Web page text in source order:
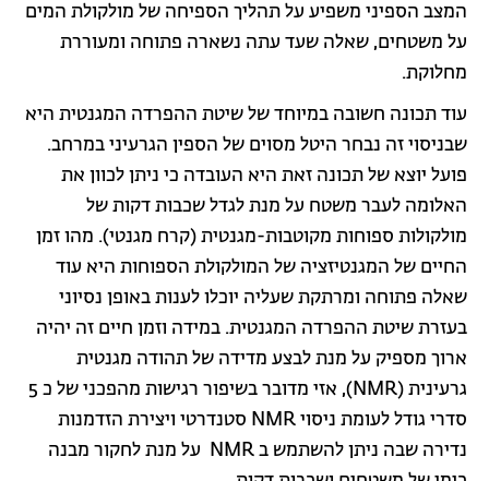
המצב הספיני משפיע על תהליך הספיחה של מולקולת המים
על משטחים, שאלה שעד עתה נשארה פתוחה ומעוררת
מחלוקת.
עוד תכונה חשובה במיוחד של שיטת ההפרדה המגנטית היא
שבניסוי זה נבחר היטל מסוים של הספין הגרעיני במרחב.
פועל יוצא של תכונה זאת היא העובדה כי ניתן לכוון את
האלומה לעבר משטח על מנת לגדל שכבות דקות של
מולקולות ספוחות מקוטבות-מגנטית (קרח מגנטי). מהו זמן
החיים של המגנטיזציה של המולקולת הספוחות היא עוד
שאלה פתוחה ומרתקת שעליה יוכלו לענות באופן נסיוני
בעזרת שיטת ההפרדה המגנטית. במידה וזמן חיים זה יהיה
ארוך מספיק על מנת לבצע מדידה של תהודה מגנטית
גרעינית (NMR), אזי מדובר בשיפור רגישות מהפכני של כ 5
סדרי גודל לעומת ניסוי NMR סטנדרטי ויצירת הזדמנות
נדירה שבה ניתן להשתמש ב NMR על מנת לחקור מבנה